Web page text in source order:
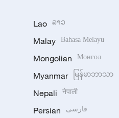
Lao ລາວ
Malay Bahasa Melayu
Mongolian Монгол
Myanmar မြန်မာဘာသာ
Nepali नेपाली
Persian فارسی